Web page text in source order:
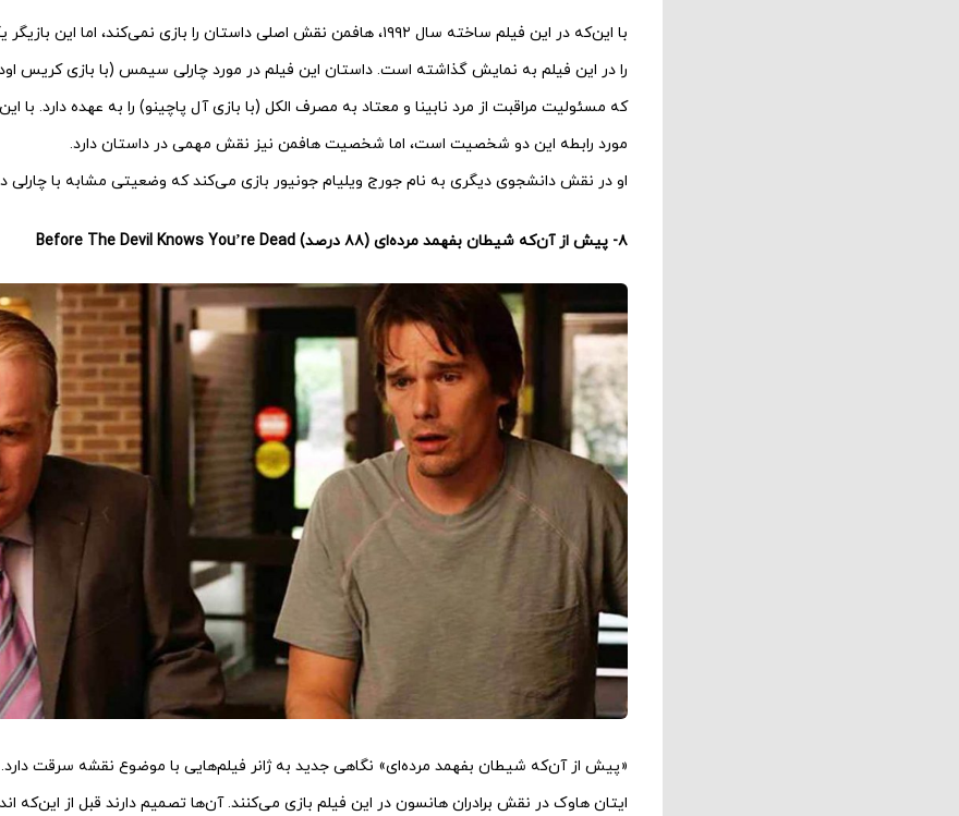
با این‌که در این فیلم ساخته سال ۱۹۹۲، هافمن نقش اصلی داستان را بازی نمی‌کند،
را در این فیلم به نمایش گذاشته است. داستان این فیلم در مورد چارلی سیمس (با بازی کریس
که مسئولیت مراقبت از مرد نابینا و معتاد به مصرف الکل (با بازی آل پاچینو) را به عهده دارد. با
مورد رابطه این دو شخصیت است، اما شخصیت هافمن نیز نقش مهمی در داستان دارد.
او در نقش دانشجوی دیگری به نام جورج ویلیام جونیور بازی می‌کند که وضعیتی مشابه با چارلی
۸- پیش از آن‌که شیطان بفهمد مرده‌ای (۸۸ درصد)
«پیش از آن‌که شیطان بفهمد مرده‌ای» نگاهی جدید به ژانر فیلم‌هایی با موضوع نقشه سرقت
ایتان هاوک در نقش برادران هانسون در این فیلم بازی می‌کنند. آن‌ها تصمیم دارند قبل از این‌که